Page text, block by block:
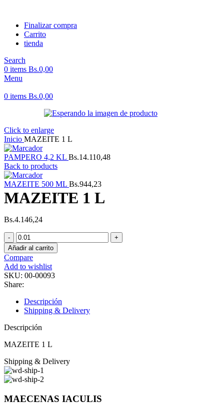
Finalizar compra
Carrito
tienda
Search
0 items Bs.0,00
Menu
0 items Bs.0,00
Click to enlarge
Inicio MAZEITE 1 L
PAMPERO 4,2 KL Bs.14.110,48
Back to products
MAZEITE 500 ML Bs.944,23
MAZEITE 1 L
Bs.4.146,24
MAZEITE
1
L
cantidad
Añadir al carrito
Compare
Add to wishlist
SKU: 00-00093
Share:
Descripción
Shipping & Delivery
Descripción
MAZEITE 1 L
Shipping & Delivery
MAECENAS IACULIS